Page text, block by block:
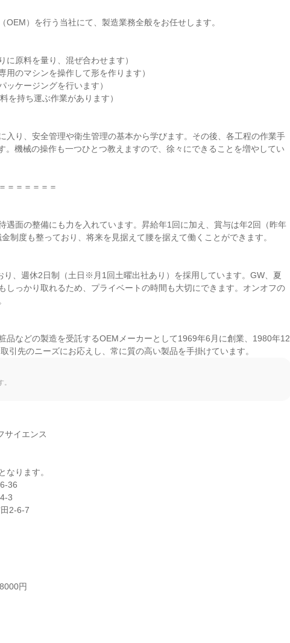
OEM）を行う当社にて、製造業務全般をお任せします。
原料を量り、混ぜ合わせます）
のマシンを操作して形を作ります）
ケージングを行います）
持ち運ぶ作業があります）
入り、安全管理や衛生管理の基本から学びます。その後、各工程の作業手
。機械の操作も一つひとつ教えますので、徐々にできることを増やしてい
＝＝＝＝＝＝
遇面の整備にも力を入れています。昇給年1回に加え、賞与は年2回（昨年
制度も整っており、将来を見据えて腰を据えて働くことができます。
り、週休2日制（土日※月1回土曜出社あり）を採用しています。GW、夏
しっかり取れるため、プライベートの時間も大切にできます。オンオフの
品などの製造を受託するOEMメーカーとして1969年6月に創業、1980年12
引先のニーズにお応えし、常に質の高い製品を手掛けています。
サイエンス
なります。
36
3
2-6-7
円